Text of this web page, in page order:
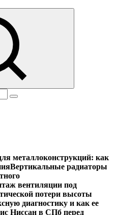
металлоконструкций: как
Вертикальные радиаторы
вентиляции под
потери высоты
диагностику и как ее
Ниссан в СПб перед